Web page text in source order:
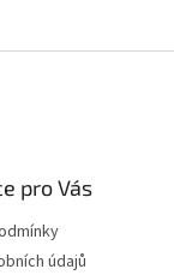
pro Vás
údajů